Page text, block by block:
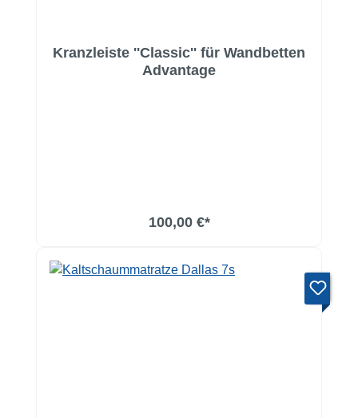
Kranzleiste ''Classic'' für Wandbetten
Advantage
100,00 €*